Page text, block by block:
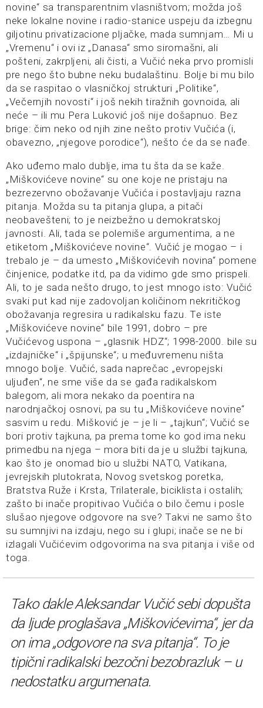
novine“ sa transparentnim vlasništvom; možda još
neke lokalne novine i radio-stanice uspeju da izbegnu
giljotinu privatizacione pljačke, mada sumnjam… Mi u
„Vremenu“ i ovi iz „Danasa“ smo siromašni, ali
pošteni, zakrpljeni, ali čisti, a Vučić neka prvo promisli
pre nego što bubne neku budalaštinu. Bolje bi mu bilo
da se raspitao o vlasničkoj strukturi „Politike“,
„Večernjih novosti“ i još nekih tiražnih govnoida, ali
neće – ili mu Pera Luković još nije došapnuo. Bez
brige: čim neko od njih zine nešto protiv Vučića (i,
obavezno, „njegove porodice“), nešto će da se nađe.
Ako uđemo malo dublje, ima tu šta da se kaže.
„Miškovićeve novine“ su one koje ne pristaju na
bezrezervno obožavanje Vučića i postavljaju razna
pitanja. Možda su ta pitanja glupa, a pitači
neobavešteni; to je neizbežno u demokratskoj
javnosti. Ali, tada se polemiše argumentima, a ne
etiketom „Miškovićeve novine“. Vučić je mogao – i
trebalo je – da umesto „Miškovićevih novina“ pomene
činjenice, podatke itd, pa da vidimo gde smo prispeli.
Ali, to je sada nešto drugo, to jest mnogo isto: Vučić
svaki put kad nije zadovoljan količinom nekritičkog
obožavanja regresira u radikalsku fazu. Te iste
„Miškovićeve novine“ bile 1991, dobro – pre
Vučićevog uspona – „glasnik HDZ“; 1998-2000. bile su
„izdajničke“ i „špijunske“; u međuvremenu ništa
mnogo bolje. Vučić, sada naprečac „evropejski
uljuđen“, ne sme više da se gađa radikalskom
balegom, ali mora nekako da poentira na
narodnjačkoj osnovi, pa su tu „Miškovićeve novine“
sasvim u redu. Mišković je – je li – „tajkun“; Vučić se
bori protiv tajkuna, pa prema tome ko god ima neku
primedbu na njega – mora biti da je u službi tajkuna,
kao što je onomad bio u službi NATO, Vatikana,
jevrejskih plutokrata, Novog svetskog poretka,
Bratstva Ruže i Krsta, Trilaterale, biciklista i ostalih;
zašto bi inače propitivao Vučića o bilo čemu i posle
slušao njegove odgovore na sve? Takvi ne samo što
su sumnjivi na izdaju, nego su i glupi; inače se ne bi
izlagali Vučićevim odgovorima na sva pitanja i više od
toga.
Tako dakle Aleksandar Vučić sebi dopušta
da ljude proglašava „Miškovićevima“, jer da
on ima „odgovore na sva pitanja“. To je
tipični radikalski bezočni bezobrazluk – u
nedostatku argumenata.